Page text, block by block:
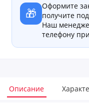
🎁
Оформите
получите
Наш
телефону
Описание